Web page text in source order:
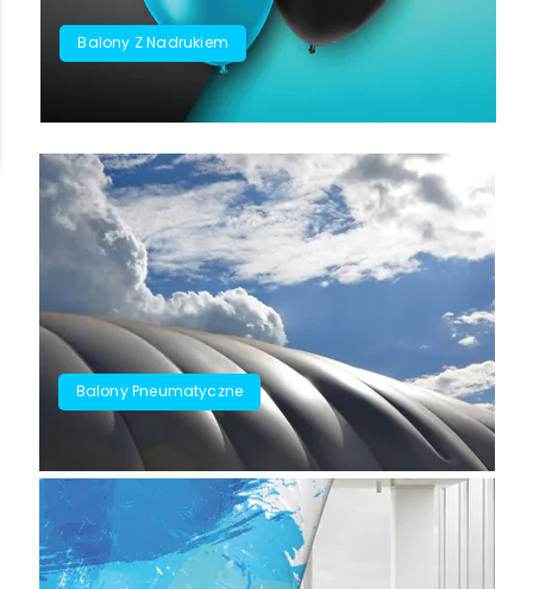
Balony Z Nadrukiem
Balony Pneumatyczne